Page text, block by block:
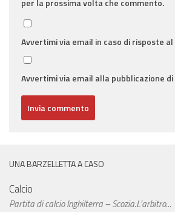
per la prossima volta che commento.
Avvertimi via email in caso di risposte
Avvertimi via email alla pubblicazione
UNA BARZELLETTA A CASO
Calcio
Partita di calcio Inghilterra – Scozia.L’arbitro...